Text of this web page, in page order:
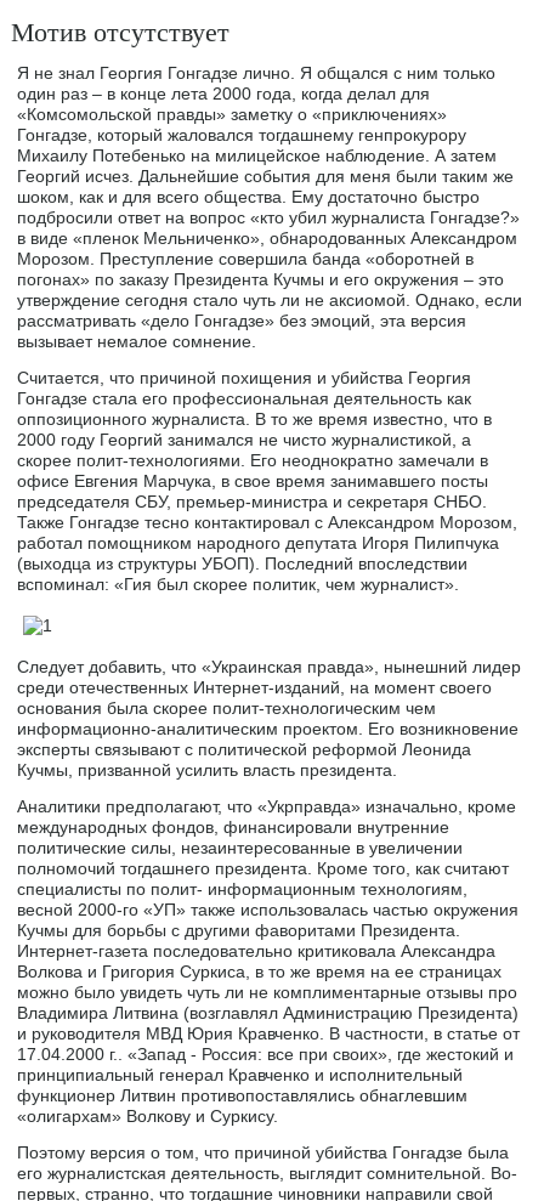
Мотив отсутствует
Я не знал Георгия Гонгадзе лично. Я общался с ним только
один раз – в конце лета 2000 года, когда делал для
«Комсомольской правды» заметку о «приключениях»
Гонгадзе, который жаловался тогдашнему генпрокурору
Михаилу Потебенько на милицейское наблюдение. А затем
Георгий исчез. Дальнейшие события для меня были таким же
шоком, как и для всего общества. Ему достаточно быстро
подбросили ответ на вопрос «кто убил журналиста Гонгадзе?»
в виде «пленок Мельниченко», обнародованных Александром
Морозом. Преступление совершила банда «оборотней в
погонах» по заказу Президента Кучмы и его окружения – это
утверждение сегодня стало чуть ли не аксиомой. Однако, если
рассматривать «дело Гонгадзе» без эмоций, эта версия
вызывает немалое сомнение.
Считается, что причиной похищения и убийства Георгия
Гонгадзе стала его профессиональная деятельность как
оппозиционного журналиста. В то же время известно, что в
2000 году Георгий занимался не чисто журналистикой, а
скорее полит-технологиями. Его неоднократно замечали в
офисе Евгения Марчука, в свое время занимавшего посты
председателя СБУ, премьер-министра и секретаря СНБО.
Также Гонгадзе тесно контактировал с Александром Морозом,
работал помощником народного депутата Игоря Пилипчука
(выходца из структуры УБОП). Последний впоследствии
вспоминал: «Гия был скорее политик, чем журналист».
Следует добавить, что «Украинская правда», нынешний лидер
среди отечественных Интернет-изданий, на момент своего
основания была скорее полит-технологическим чем
информационно-аналитическим проектом. Его возникновение
эксперты связывают с политической реформой Леонида
Кучмы, призванной усилить власть президента.
Аналитики предполагают, что «Укрправда» изначально, кроме
международных фондов, финансировали внутренние
политические силы, незаинтересованные в увеличении
полномочий тогдашнего президента. Кроме того, как считают
специалисты по полит- информационным технологиям,
весной 2000-го «УП» также использовалась частью окружения
Кучмы для борьбы с другими фаворитами Президента.
Интернет-газета последовательно критиковала Александра
Волкова и Григория Суркиса, в то же время на ее страницах
можно было увидеть чуть ли не комплиментарные отзывы про
Владимира Литвина (возглавлял Администрацию Президента)
и руководителя МВД Юрия Кравченко. В частности, в статье от
17.04.2000 г.. «Запад - Россия: все при своих», где жестокий и
принципиальный генерал Кравченко и исполнительный
функционер Литвин противопоставлялись обнаглевшим
«олигархам» Волкову и Суркису.
Поэтому версия о том, что причиной убийства Гонгадзе была
его журналистская деятельность, выглядит сомнительной. Во-
первых, странно, что тогдашние чиновники направили свой